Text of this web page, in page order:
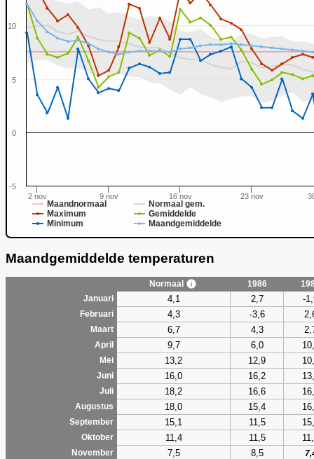
Maandnormaal
Normaal gem.
Maximum
Gemiddelde
Minimum
Maandgemiddelde
2 nov 9 nov 16 nov 23 nov
-5
0
5
10
Maandgemiddelde temperaturen
Normaal 1986
Januari
4,1 2,7 -
Februari 4,3 -3,6
Maart 6,7 4,3
April 9,7 6,0
Mei 13,2 12,9
Juni 16,0 16,2
Juli 18,2 16,6
Augustus 18,0 15,4
September 15,1 11,5
Oktober 11,4 11,5
November 7,5 8,5